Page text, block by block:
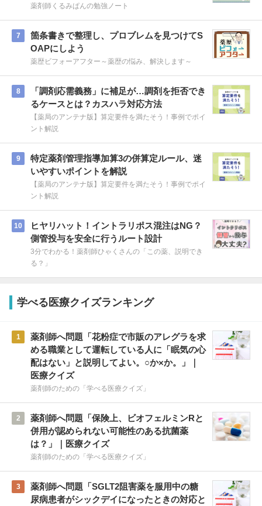
薬剤師くるみぱんの勉強ノート
7
箇条書きで整理し、プロブレムを見つけてS
OAPにしよう
薬歴ビフォーアフター～薬歴の悩み、解決します～
8
「調剤応需義務」に補足が…調剤を拒否でき
るケースとは？カスハラ対応方法
【薬局のアンテナ版】算定要件を満たそう！事例でポイ
ント解説
9
特定薬剤管理指導加算3の併算定ルール、迷
いやすいポイントを解説
【薬局のアンテナ版】算定要件を満たそう！事例でポイ
ント解説
10
ヒヤリハット！イントラリポス混注はNG？
側管投与を安全に行うルート設計
3分でわかる！薬剤師ひゃくさんの「この薬、説明でき
る？」
学べる医療クイズランキング
1
薬剤師へ問題「花粉症で市販のアレグラを求
める職業として運転している人に「眠気の心
配はない」と説明してよい。○か×か。」｜
医療クイズ
薬剤師のための「学べる医療クイズ」
2
薬剤師へ問題「保険上、ビオフェルミンRと
併用が認められない可能性のある抗菌薬
は？」｜医療クイズ
薬剤師のための「学べる医療クイズ」
3
薬剤師へ問題「SGLT2阻害薬を服用中の糖
尿病患者がシックデイになったときの対応と